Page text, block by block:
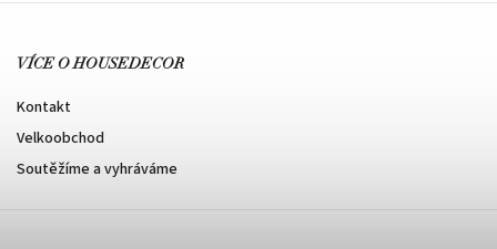
VÍCE O HOUSEDECOR
Kontakt
Velkoobchod
Soutěžíme a vyhráváme